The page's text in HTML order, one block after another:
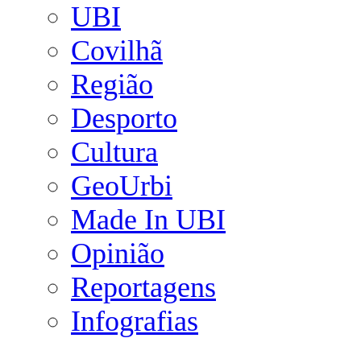
UBI
Covilhã
Região
Desporto
Cultura
GeoUrbi
Made In UBI
Opinião
Reportagens
Infografias